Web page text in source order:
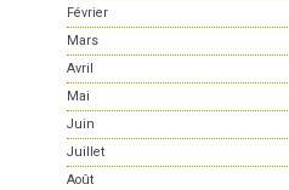
Février
Mars
Avril
Mai
Juin
Juillet
Août